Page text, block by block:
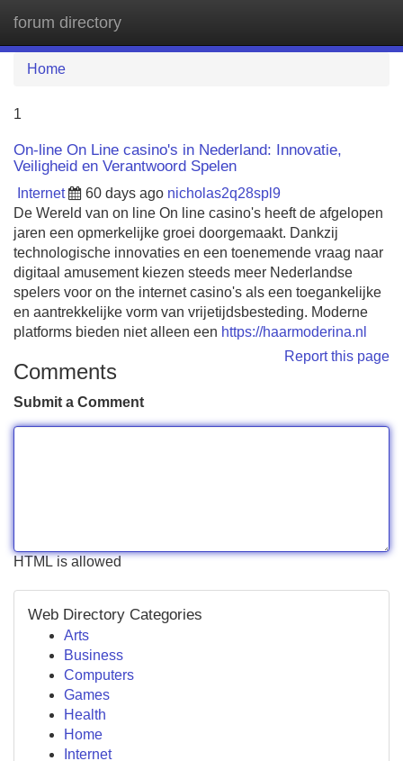
forum directory
Home
1
On-line On Line casino's in Nederland: Innovatie,
Veiligheid en Verantwoord Spelen
Internet 60 days ago nicholas2q28spl9
De Wereld van on line On line casino's heeft de afgelopen
jaren een opmerkelijke groei doorgemaakt. Dankzij
technologische innovaties en een toenemende vraag naar
digitaal amusement kiezen steeds meer Nederlandse
spelers voor on the internet casino's als een toegankelijke
en aantrekkelijke vorm van vrijetijdsbesteding. Moderne
platforms bieden niet alleen een https://haarmoderina.nl
Report this page
Comments
Submit a Comment
HTML is allowed
Web Directory Categories
Arts
Business
Computers
Games
Health
Home
Internet